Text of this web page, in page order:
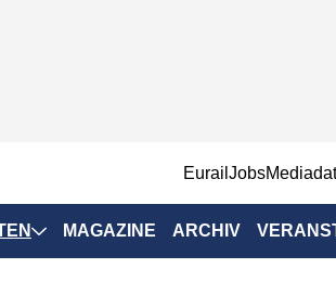
EurailJobs
MAGAZINE ARCHIV